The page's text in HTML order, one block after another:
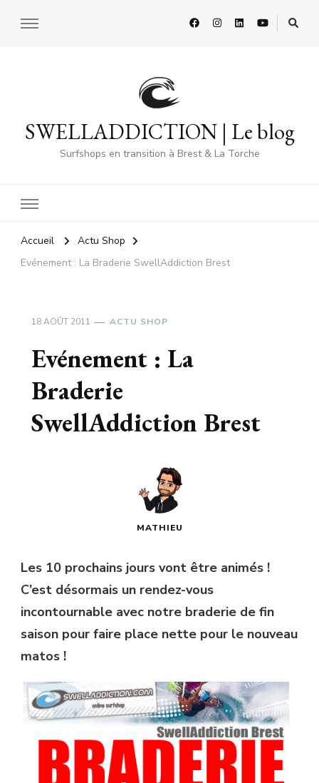
SWELLADDICTION | Le blog
Surfshops en transition à Brest & La Torche
Accueil
Actu Shop
Evénement : La Braderie SwellAddiction Brest
18 AOÛT 2011 ACTU SHOP
Evénement : La
Braderie
SwellAddiction Brest
MATHIEU
Les 10 prochains jours vont être animés !
C’est désormais un rendez-vous
incontournable avec notre braderie de fin
saison pour faire place nette pour le nouveau
matos !